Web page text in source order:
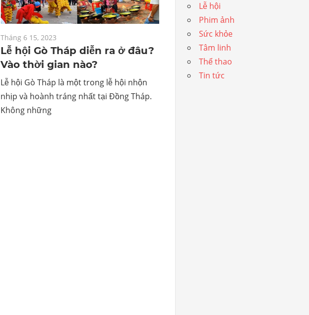
Tháng 6 15, 2023
Lễ hội Gò Tháp diễn ra ở đâu?
Vào thời gian nào?
Lễ hội Gò Tháp là một trong lễ hội nhộn
nhịp và hoành tráng nhất tại Đồng Tháp.
Không những
Lễ hội
Phim ảnh
Sức khỏe
Tâm linh
Thể thao
Tin tức